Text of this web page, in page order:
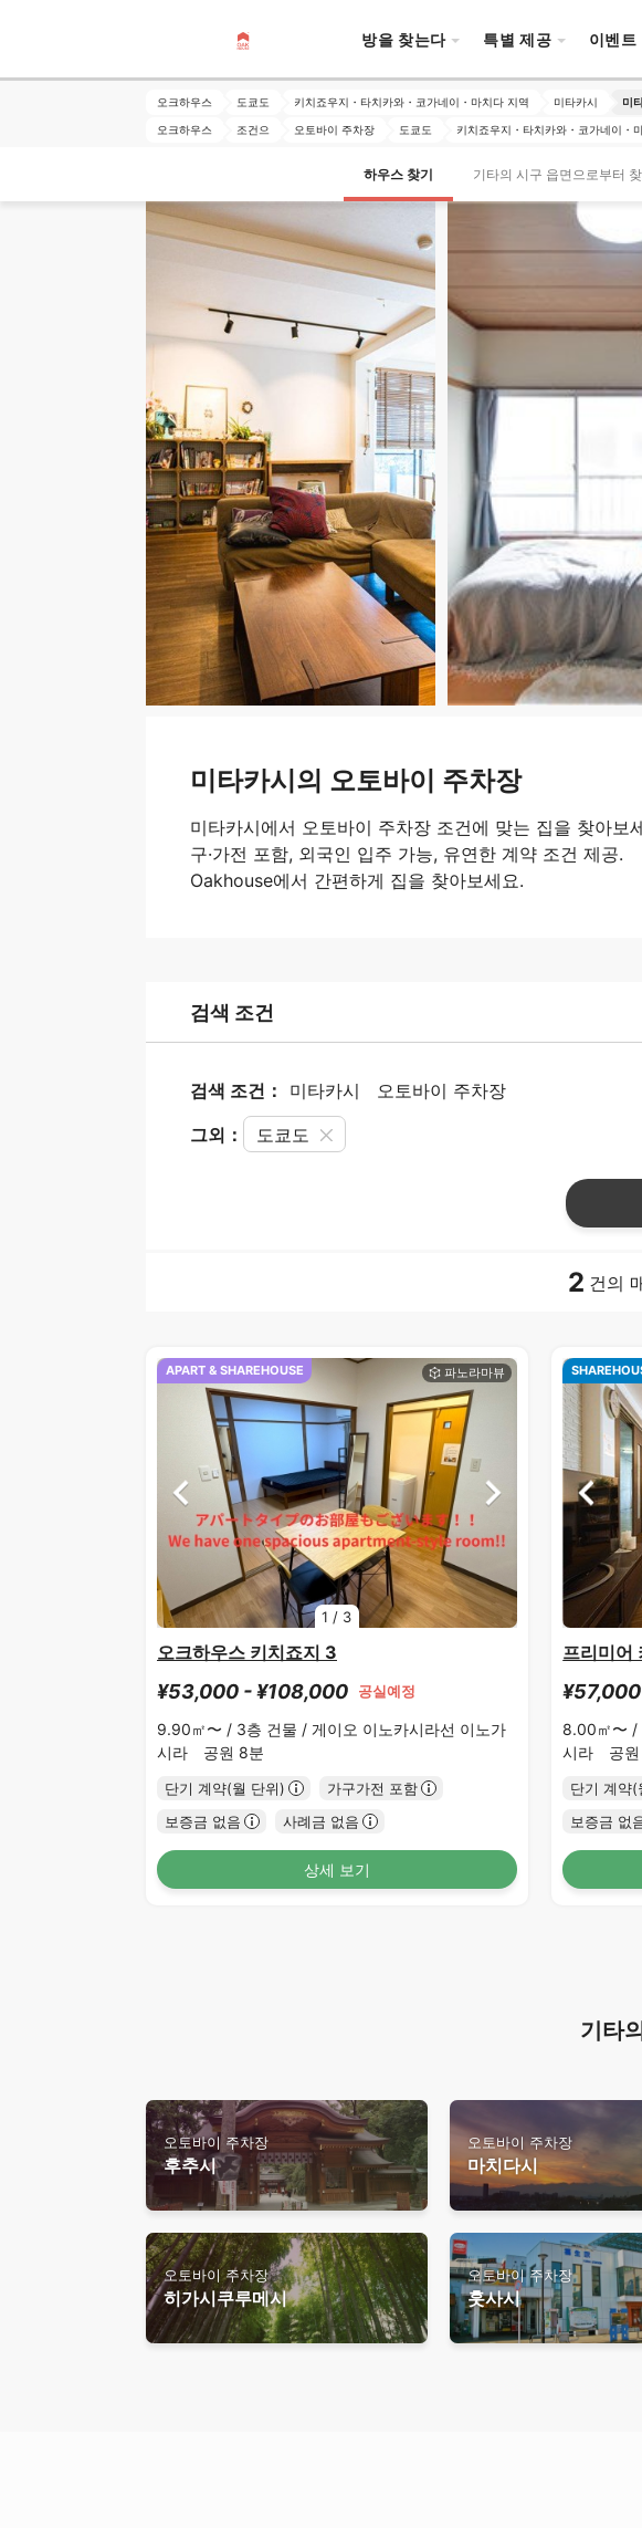
방을 찾는다 특별 제공 이벤트
오크하우스 도쿄도 키치죠우지・타치카와・코가네이・마치다 지역 미타카시 미
오크하우스 조건으 오토바이 주차장 도쿄도 키치죠우지・타치카와・코가네이・
하우스 찾기 기타의 시구 읍면으로부터
미타카시의 오토바이 주차장
미타카시에서 오토바이 주차장 조건에 맞는 집을 찾아보
구·가전 포함, 외국인 입주 가능, 유연한 계약 조건 제공.
Oakhouse에서 간편하게 집을 찾아보세요.
검색 조건
검색 조건： 미타카시 오토바이 주차장
그외： 도쿄도
2 건의
1 / 3
APART & SHAREHOUSE
오크하우스 키치죠지 3
¥53,000 - ¥108,000 공실예정
9.90㎡〜 / 3층 건물 / 게이오 이노카시라선 이노가
시라 공원 8분
단기 계약(월 단위)
가구가전 포함
보증금 없음
사례금 없음
상세 보기
프리미어
8.00㎡〜 /
시라 공원
단기 계약(
보증금 없
기타
오토바이 주차장
후추시
오토바이 주차장
마치다시
오토바이 주차장
히가시쿠루메시
오토바이 주차장
훗사시